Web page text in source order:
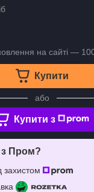
на сайті —
Купити
або
Купити з
з Пром?
захистом